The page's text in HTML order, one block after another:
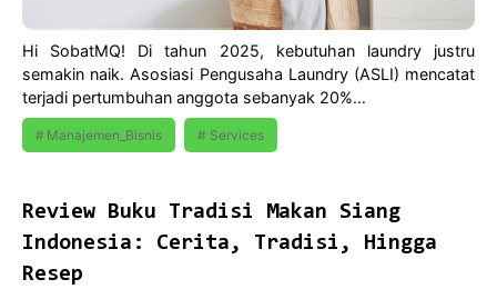
Hi SobatMQ! Di tahun 2025, kebutuhan laundry justru
semakin naik. Asosiasi Pengusaha Laundry (ASLI) mencatat
terjadi pertumbuhan anggota sebanyak 20%…
Manajemen_Bisnis Services
Review Buku Tradisi Makan Siang
Indonesia: Cerita, Tradisi, Hingga
Resep